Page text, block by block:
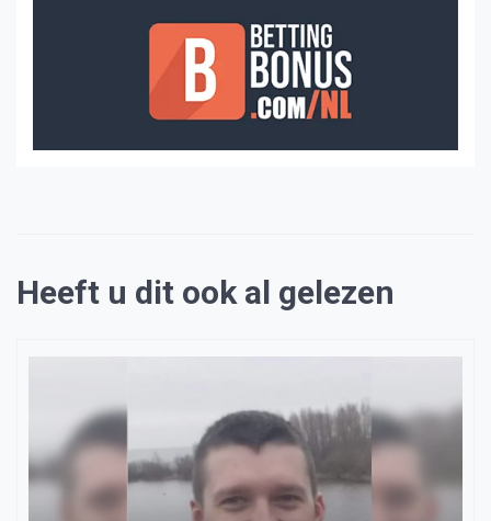
Heeft u dit ook al gelezen